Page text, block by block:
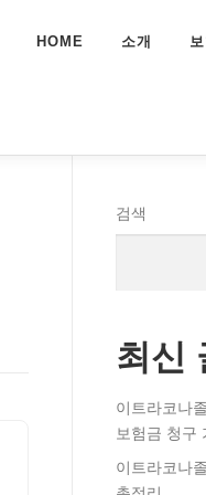
HOME 소개
검색
최신
이트라코나
보험금 청구
이트라코나